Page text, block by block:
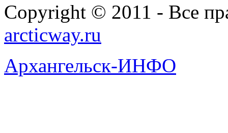
Copyright © 2011 - Все
arcticway.ru
Архангельск-ИНФО